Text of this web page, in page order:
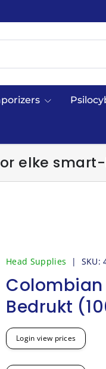
elke
Head Supplies | SKU:
Bedrukt
Login view prices